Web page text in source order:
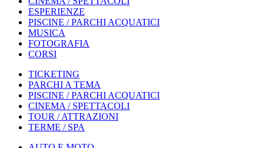
ESPERIENZE
PISCINE / PARCHI ACQUATICI
MUSICA
FOTOGRAFIA
CORSI
TICKETING
PARCHI A TEMA
PISCINE / PARCHI ACQUATICI
CINEMA / SPETTACOLI
TOUR / ATTRAZIONI
TERME / SPA